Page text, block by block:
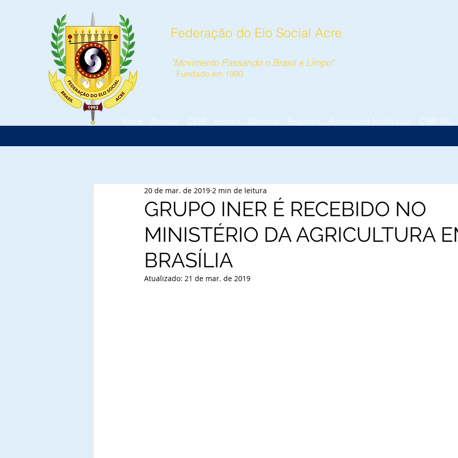
"Movimento Passando o Brasil a Limpo"
Fundado em 1990
Home Notícias CESB História Diretoria Regionais Autoridades Notificadas CSRP-AC
Federação do Elo Social Acre
GRUPO INER É RECEBIDO NO
MINISTÉRIO DA AGRICULTURA
BRASÍLIA
20 de mar. de 2019 2 min de leitura
Atualizado: 21 de mar. de 2019